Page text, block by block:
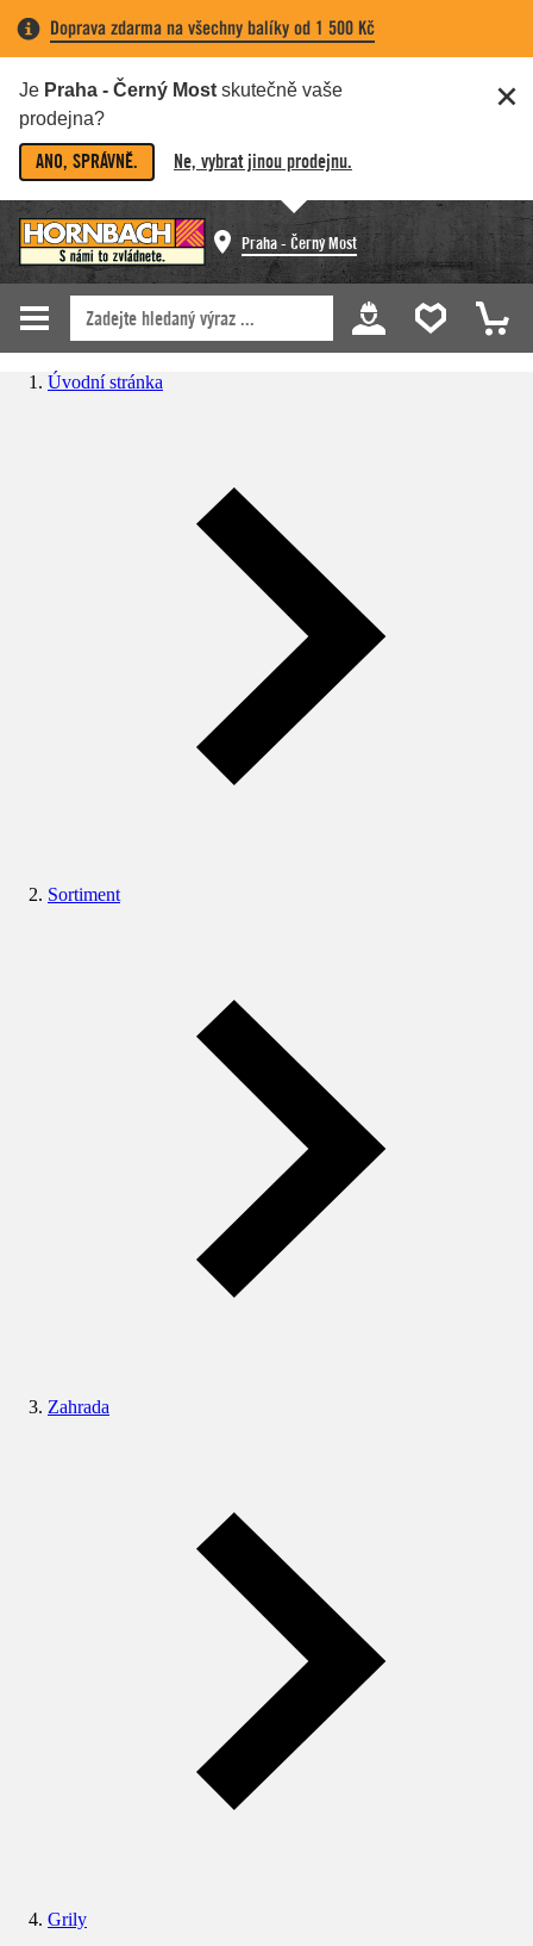
Doprava zdarma na všechny balíky od 1 500 Kč
Je Praha - Černý Most skutečně vaše
prodejna?
ANO, SPRÁVNĚ. Ne, vybrat jinou prodejnu.
Praha - Černý Most
Úvodní stránka
Sortiment
Zahrada
Grily